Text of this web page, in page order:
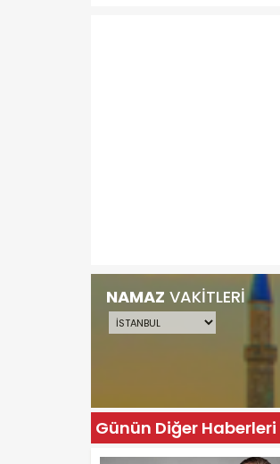
NAMAZ VAKİTLERİ
Günün Diğer Haberleri